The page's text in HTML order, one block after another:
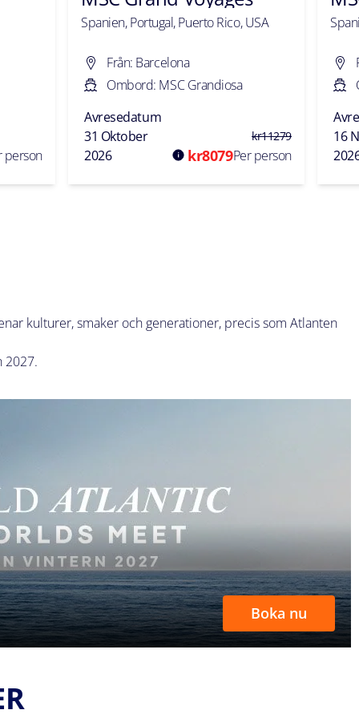
person
Spanien, Portugal, Puerto Rico, USA
Från: Barcelona
Ombord: MSC Grandiosa
Avresedatum
31 Oktober
2026
kr11279
kr8079Per person
16
kulturer, smaker och generationer, precis som Atlanten
2027.
Boka nu